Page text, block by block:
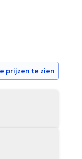
prijzen te zien